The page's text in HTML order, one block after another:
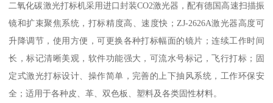
二氧化碳激光打标机采用进口封装CO2激光器，配有德国高速扫描振
镜和扩束聚焦系统，打标精度高、速度快；ZJ-2626A激光器高度可
升降调节，使用方便，可更换各种打标幅面的镜片；连续工作时间
长，标记清晰美观，软件功能强大，可流水号标记，飞行打标；固
定式激光打标设计、操作简单，完善的上下抽风系统，工作环保安
全；适用于各种皮、革、双色板、塑料及各类固性材料。